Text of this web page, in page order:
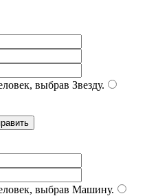
выбрав Звезду.
выбрав Машину.